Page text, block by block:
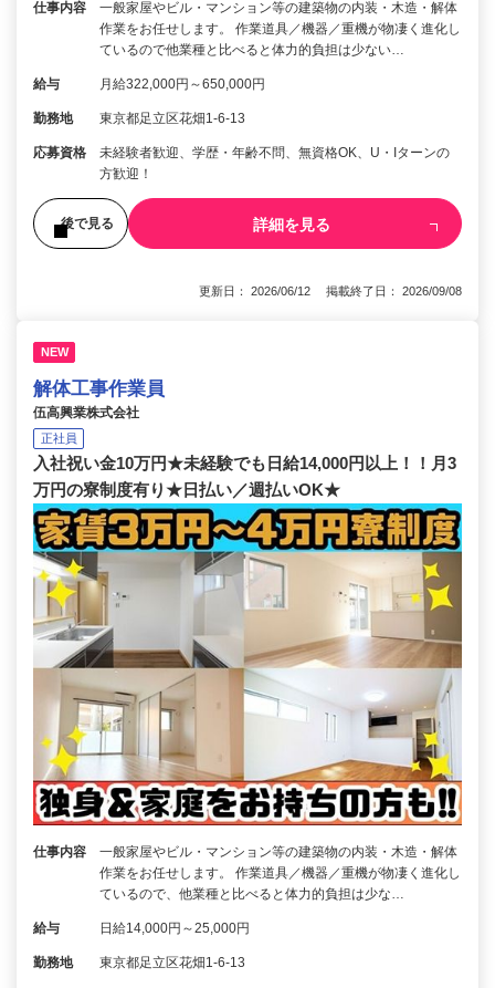
仕事内容
一般家屋やビル・マンション等の建築物の内装・木造・解体
作業をお任せします。 作業道具／機器／重機が物凄く進化し
ているので他業種と比べると体力的負担は少ない…
給与 月給322,000円～650,000円
勤務地 東京都足立区花畑1-6-13
応募資格
未経験者歓迎、学歴・年齢不問、無資格OK、U・Iターンの
方歓迎！
後で見る 詳細を見る
更新日： 2026/06/12 掲載終了日： 2026/09/08
NEW
解体工事作業員
伍高興業株式会社
正社員
入社祝い金10万円★未経験でも日給14,000円以上！！月3
万円の寮制度有り★日払い／週払いOK★
仕事内容
一般家屋やビル・マンション等の建築物の内装・木造・解体
作業をお任せします。 作業道具／機器／重機が物凄く進化し
ているので、他業種と比べると体力的負担は少な…
給与 日給14,000円～25,000円
勤務地 東京都足立区花畑1-6-13